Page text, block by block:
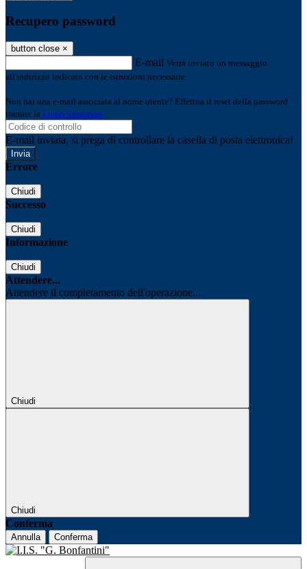
Recupero password
button close ×
E-mail Verrà inviato un messaggio
all'indirizzo indicato con le istruzioni necessarie.
Non hai una e-mail associata al nome utente? Effettua il reset della password
tramite la Login Spaggiari
E-mail inviata, si prega di controllare la casella di posta elettronica!
Errore
Chiudi
Successo
Chiudi
Informazione
Chiudi
Attendere...
Attendere il completamento dell'operazione...
Chiudi
Chiudi
Conferma
Annulla Conferma